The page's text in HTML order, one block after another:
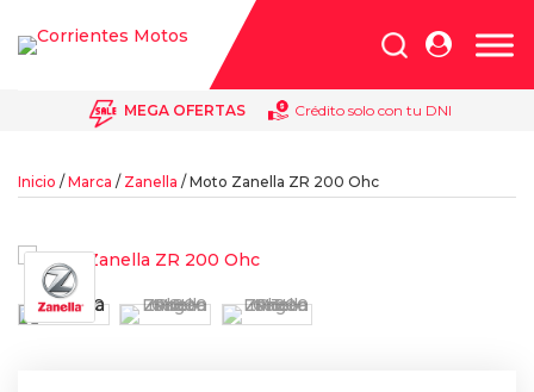
Búsqueda
de
MEGA OFERTAS Crédito solo con tu DNI
Inicio / Marca / Zanella / Moto Zanella ZR 200 Ohc